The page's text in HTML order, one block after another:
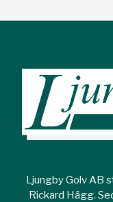
Ljungby Golv AB
Rickard Hägg.